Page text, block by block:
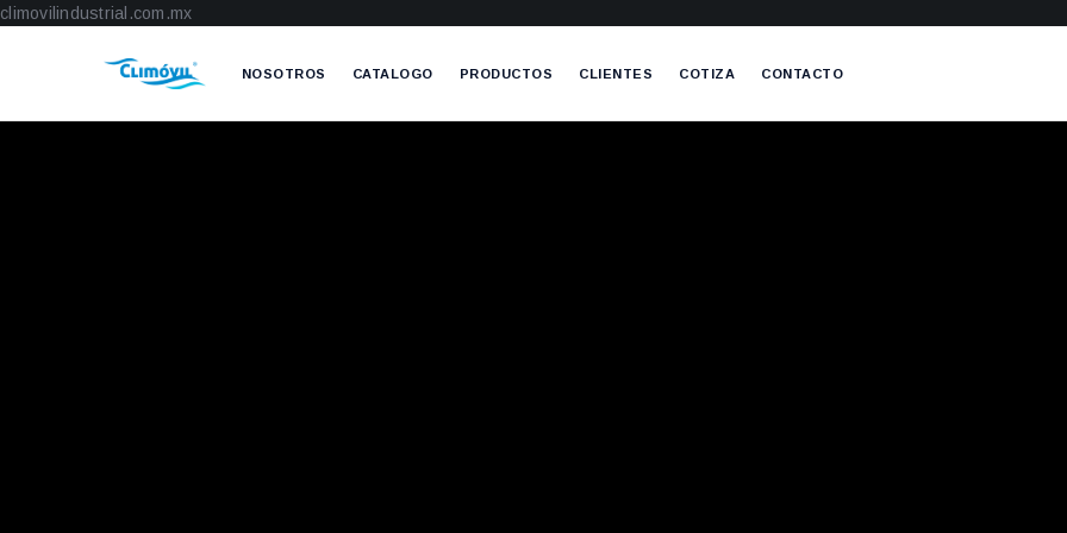
climovilindustrial.com.mx
NOSOTROS CATALOGO PRODUCTOS CLIENTES COTIZA CONTACTO